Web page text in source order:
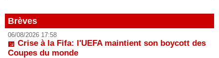
Brèves
06/08/2026 17:58
Crise à la Fifa: l'UEFA maintient son boycott des
Coupes du monde